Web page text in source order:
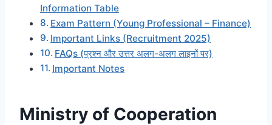
Information Table
Exam Pattern (Young Professional – Finance)
Important Links (Recruitment 2025)
FAQs (प्रश्न और उत्तर अलग-अलग लाइनों पर)
Important Notes
Ministry of Cooperation